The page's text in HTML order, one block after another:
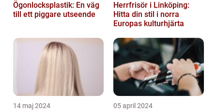
Ögonlocksplastik: En väg
till ett piggare utseende
Herrfrisör i Linköping:
Hitta din stil i norra
Europas kulturhjärta
14 maj 2024 05 april 2024